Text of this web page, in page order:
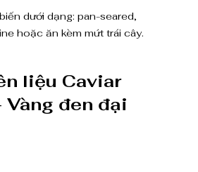
dưới dạng: pan-seared,
hoặc ăn kèm mứt trái cây.
liệu Caviar
Vàng đen đại